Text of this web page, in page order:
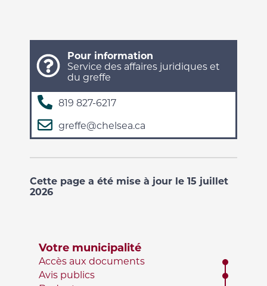
Pour information
Service des affaires juridiques et
du greffe
819 827-6217
greffe@chelsea.ca
Cette page a été mise à jour le 15 juillet
2026
Votre municipalité
Accès aux documents
Avis publics